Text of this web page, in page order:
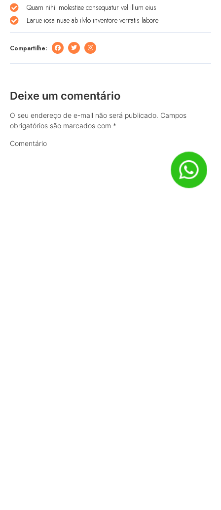
Quam nihil molestiae consequatur vel illum eius
Earue iosa nuae ab ilvlo inventore veritatis labore
Compartilhe:
Deixe um comentário
O seu endereço de e-mail não será publicado. Campos
obrigatórios são marcados com *
Comentário